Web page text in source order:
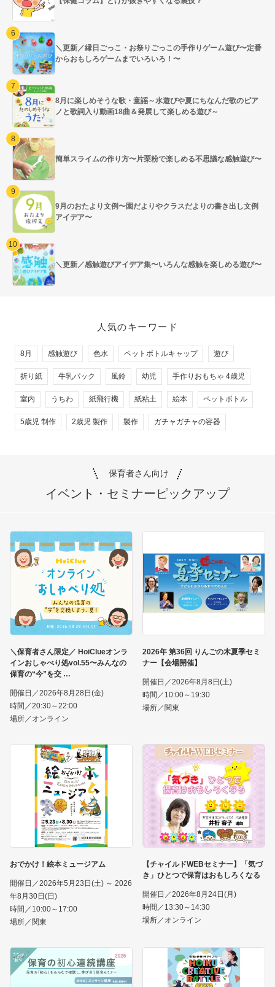
＼更新／縁日ごっこ・お祭りごっこの手作りゲーム遊び〜定番
からおもしろゲームまでいろいろ！〜
8月に楽しめそうな歌・童謡～水遊びや夏にちなんだ歌のピア
ノと歌詞入り動画18曲＆発展して楽しめる遊び～
簡単スライムの作り方〜片栗粉で楽しめる不思議な感触遊び〜
9月のおたより文例〜園だよりやクラスだよりの書き出し文例
アイデア〜
＼更新／感触遊びアイデア集〜いろんな感触を楽しめる遊び〜
人気のキーワード
8月 感触遊び 色水 ペットボトルキャップ 遊び
折り紙 牛乳パック 風鈴 幼児 手作りおもちゃ 4歳児
室内 うちわ 紙飛行機 紙粘土 絵本 ペットボトル
5歳児 制作 2歳児 製作 製作 ガチャガチャの容器
保育者さん向け
イベント・セミナーピックアップ
＼保育者さん限定／ HoiClueオンラ
インおしゃべり処vol.55〜みんなの
保育の“今”を交
開催日／2026年8月28日(金)
時間／20:30～22:00
場所／オンライン
2026年 第36回 りんごの木夏季セミ
ナー【会場開催】
開催日／2026年8月8日(土)
時間／10:00～19:30
場所／関東
おでかけ！絵本ミュージアム
開催日／2026年5月23日(土) ～ 2026
年8月30日(日)
時間／10:00～17:00
場所／関東
【チャイルドWEBセミナー】「気づ
き」ひとつで保育はおもしろくなる
開催日／2026年8月24日(月)
時間／13:30～14:30
場所／オンライン